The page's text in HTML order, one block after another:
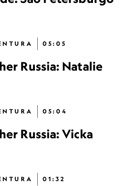
05:05
Russia: Natalie
05:04
Russia: Vicka
01:32